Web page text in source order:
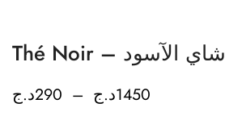
Thé Noir – شاي الآسود
290د.ج – 1450د.ج